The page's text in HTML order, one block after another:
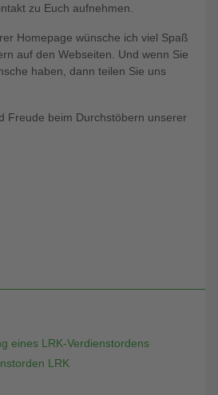
zu Euch aufnehmen.
Homepage wünsche ich viel Spaß
auf den Webseiten. Und wenn Sie
haben, dann teilen Sie uns
Freude beim Durchstöbern unserer
eines LRK-Verdienstordens
LRK